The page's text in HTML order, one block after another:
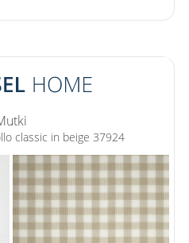
classic in beige 37924